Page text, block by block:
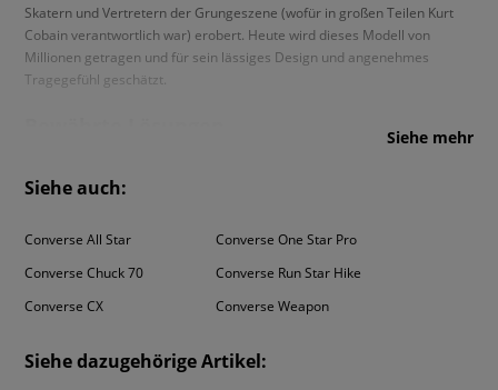
Skatern und Vertretern der Grungeszene (wofür in großen Teilen Kurt
Cobain verantwortlich war) erobert. Heute wird dieses Modell von
Millionen getragen und für sein lässiges Design und angenehmes
Tragegefühl geschätzt.
beliebten Marke kennen, tuen sich durch ihre solide Verarbeitung und
optimalsten an den Fuß anpassen kann und bequemes Tragen den
Gummigemisch im Aufbau der Sohle (abriebfest und griffig) und ein
ausgearbeitetes Schnürwerk sind weitere Pluspunkte der Converse One
Für jeden etwas dabei
Siehe mehr
Siehe auch:
Converse All Star
Converse Chuck 70
Converse CX
Converse One Star Pro
Converse Run Star Hike
Converse Weapon
Siehe dazugehörige Artikel: